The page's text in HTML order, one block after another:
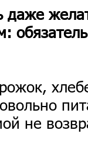
даже
не